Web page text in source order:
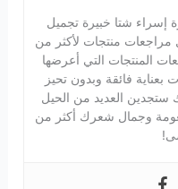
إسراء شتا خبيرة تجميل
مراجعات منتجات لأكثر من
المنتجات التي أعرضها
بعناية فائقة وبدون تحيز
ستجدين العديد من الحيل
وجمال شعرك أكثر من